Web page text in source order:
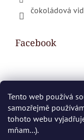
Tento web používá
samozřejmě
tohoto webu
mňam...).
čokoládová
Facebook
Shopping cart
0 PCS /€0